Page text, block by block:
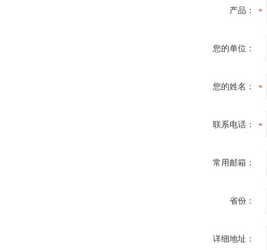
产品：
您的单位：
您的姓名：
联系电话：
常用邮箱：
省份：
详细地址：